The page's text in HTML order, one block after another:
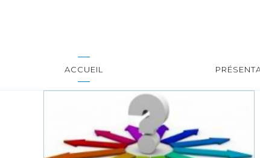
ACCUEIL